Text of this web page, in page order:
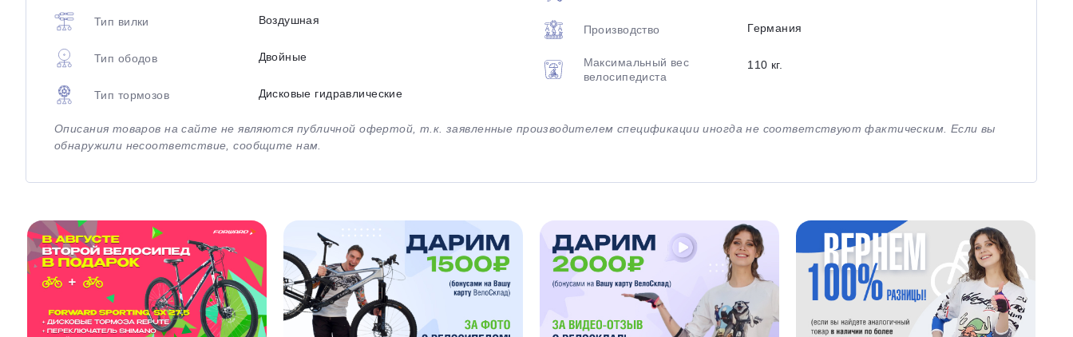
Тип вилки Воздушная
Тип ободов Двойные
Тип тормозов Дисковые гидравлические
Производство Германия
Максимальный вес
велосипедиста
110 кг.
Описания товаров на сайте не являются публичной офертой, т.к. заявленные производителем спецификации иногда не соответствуют фактическим. Если вы
обнаружили несоответствие, сообщите нам.